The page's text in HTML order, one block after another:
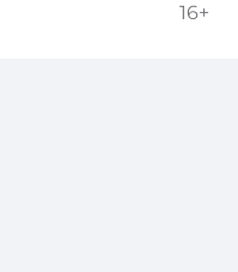
16+